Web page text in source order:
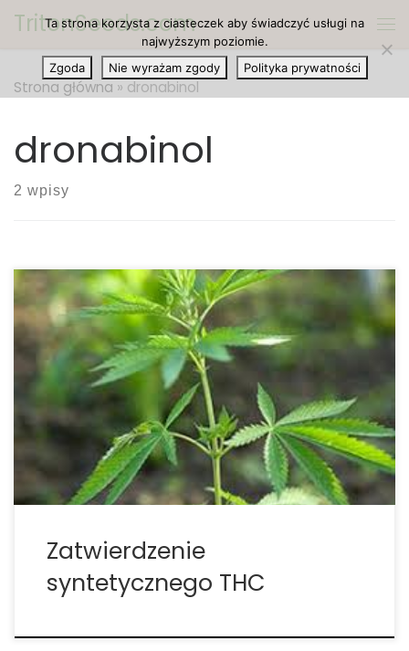
Przejdź do treści
TritonSeeds.com
Strona główna » dronabinol
dronabinol
2 wpisy
Zatwierdzenie syntetycznego THC Zatwierdzenie
syntetycznego THC przez FDA i DEA. Kannabinoidy, w
postaci syntetycznego THC ponownie znalazły
zastosowanie na amerykańskim polu medycznym
dopiero w latach osiemdziesiątych, dekady po
prohibicji cannabis. W 1980 roku, National Cancer
Institute rozpoczęło dystrybucję nowego,
eksperymentalnego […]
Zatwierdzenie
syntetycznego THC
Ta strona korzysta z ciasteczek aby świadczyć usługi na
najwyższym poziomie.
Zgoda
Nie wyrażam zgody Polityka prywatności